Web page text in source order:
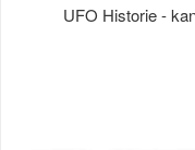
UFO Historie -